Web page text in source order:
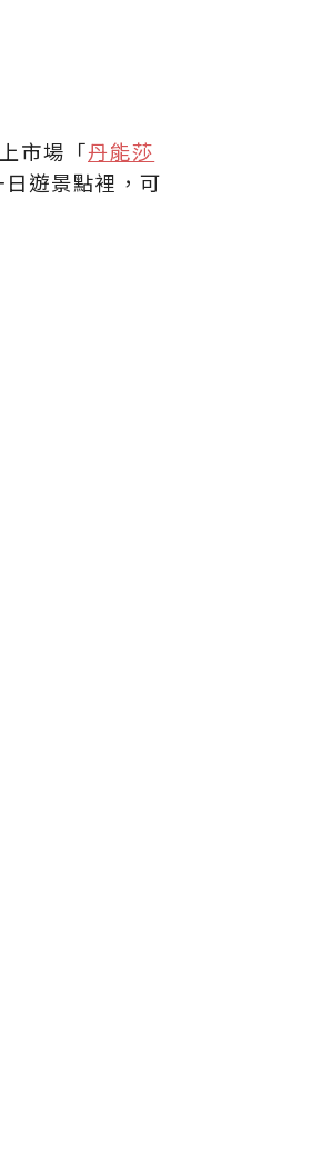
市場「丹能莎
遊景點裡，可